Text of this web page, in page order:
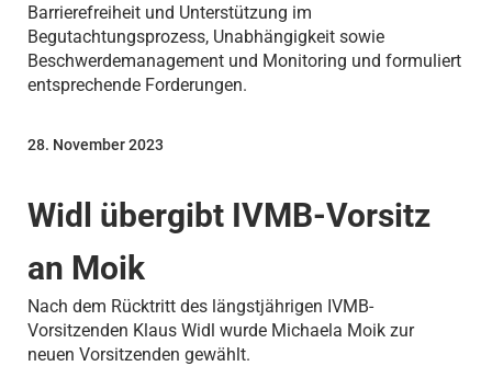
Barrierefreiheit und Unterstützung im
Begutachtungsprozess, Unabhängigkeit sowie
Beschwerdemanagement und Monitoring und formuliert
entsprechende Forderungen.
Widl übergibt IVMB-Vorsitz
an Moik
28. November 2023
Nach dem Rücktritt des längstjährigen IVMB-
Vorsitzenden Klaus Widl wurde Michaela Moik zur
neuen Vorsitzenden gewählt.